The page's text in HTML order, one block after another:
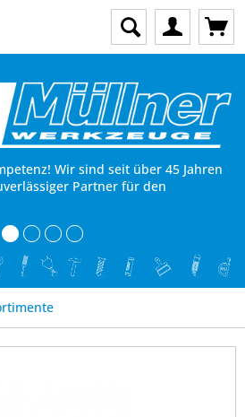
Wir sind seit über 45 Jahren
Partner für den